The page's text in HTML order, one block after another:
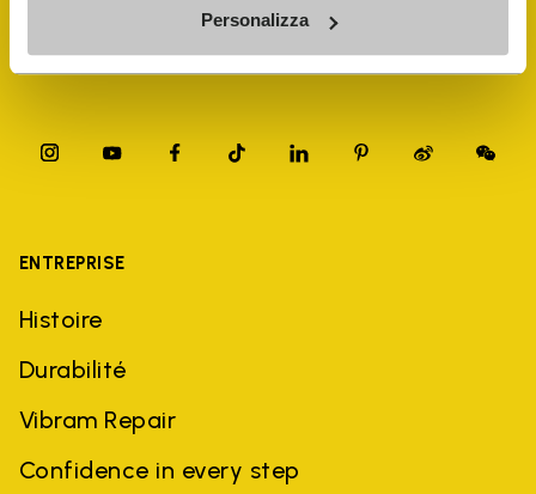
Personalizza
Store Locator
ENTREPRISE
Histoire
Durabilité
Vibram Repair
Confidence in every step